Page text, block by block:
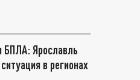
БПЛА: Ярославль
в регионах